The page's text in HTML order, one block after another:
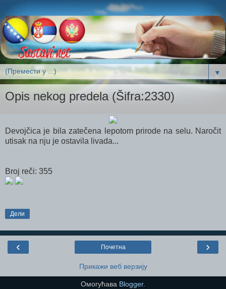
▼
Opis nekog predela (Šifra:2330)
Devojčica je bila zatečena lepotom prirode na selu. Naročit
utisak na nju je ostavila livada...
Broj reči: 355
Дели
‹ ›
Почетна
Прикажи веб верзију
Омогућава Blogger.